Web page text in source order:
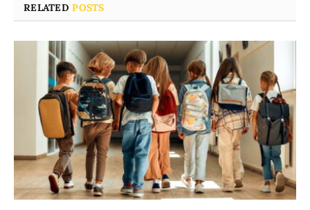
RELATEDPOSTS